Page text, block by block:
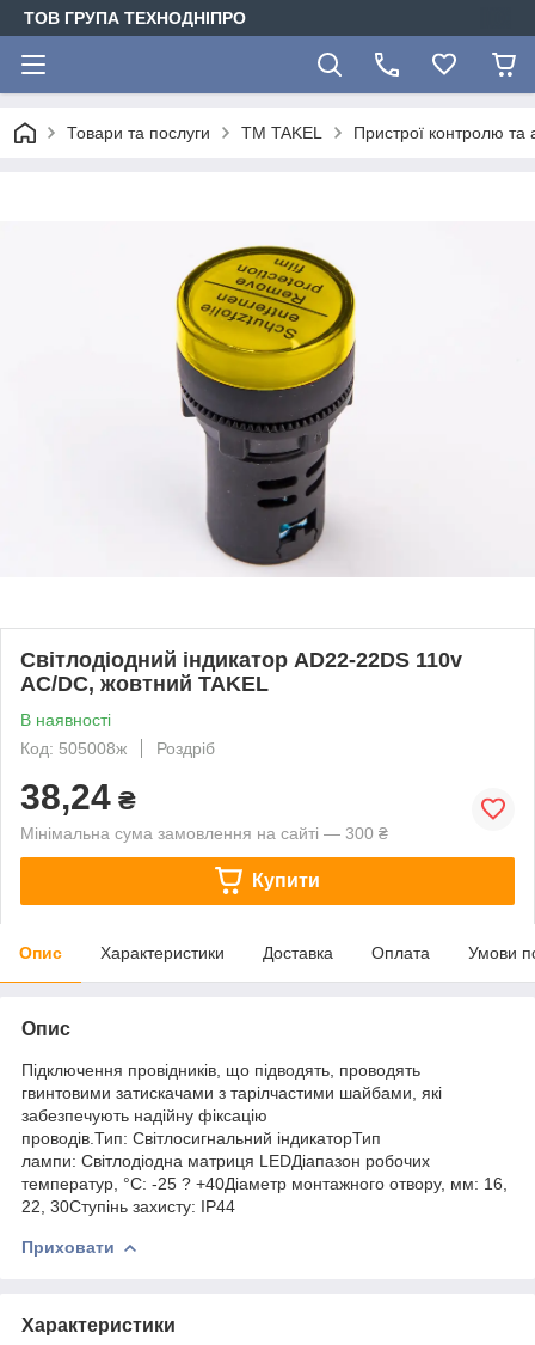
ТОВ ГРУПА ТЕХНОДНІПРО
Товари та послуги TM TAKEL Пристрої контролю та
Світлодіодний індикатор AD22-22DS 110v
АC/DC, жовтний TAKEL
В наявності
Код: 505008ж
Роздріб
38,24 ₴
Мінімальна сума замовлення на сайті — 300 ₴
Купити
Опис Характеристики Доставка Оплата Умови
Опис
Підключення провідників, що підводять, проводять
гвинтовими затискачами з тарілчастими шайбами, які
забезпечують надійну фіксацію
проводів.Тип: Світлосигнальний індикаторТип
лампи: Світлодіодна матриця LEDДіапазон робочих
температур, °C: -25 ? +40Діаметр монтажного отвору, мм: 16,
22, 30Ступінь захисту: IP44
Приховати
Характеристики